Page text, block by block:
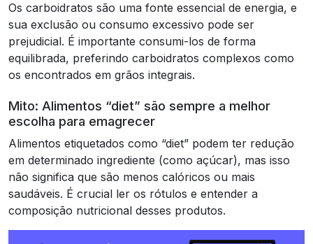
Os carboidratos são uma fonte essencial de energia, e
sua exclusão ou consumo excessivo pode ser
prejudicial. É importante consumi-los de forma
equilibrada, preferindo carboidratos complexos como
os encontrados em grãos integrais.
Mito: Alimentos “diet” são sempre a melhor
escolha para emagrecer
Alimentos etiquetados como “diet” podem ter redução
em determinado ingrediente (como açúcar), mas isso
não significa que são menos calóricos ou mais
saudáveis. É crucial ler os rótulos e entender a
composição nutricional desses produtos.